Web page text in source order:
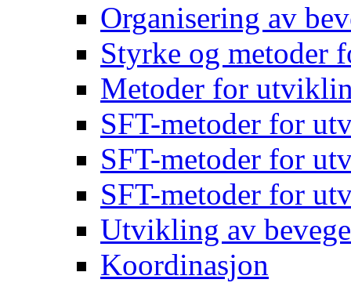
Organisering av
Styrke og metoder
Metoder for
SFT-metoder for
SFT-metoder for
SFT-metoder for
Utvikling av
Koordinasjon